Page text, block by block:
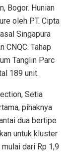
Bogor. Hunian
oleh PT. Cipta
Singapura
CNQC. Tahap
Tanglin Parc
189 unit.
Setia
pihaknya
dua bertipe
untuk kluster
dari Rp 1,9